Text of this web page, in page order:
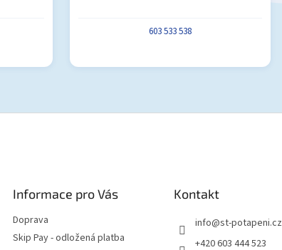
603 533 538
Informace pro Vás
Doprava
Skip Pay - odložená platba
Kontakt
info@st-potapeni.cz
+420 603 444 523